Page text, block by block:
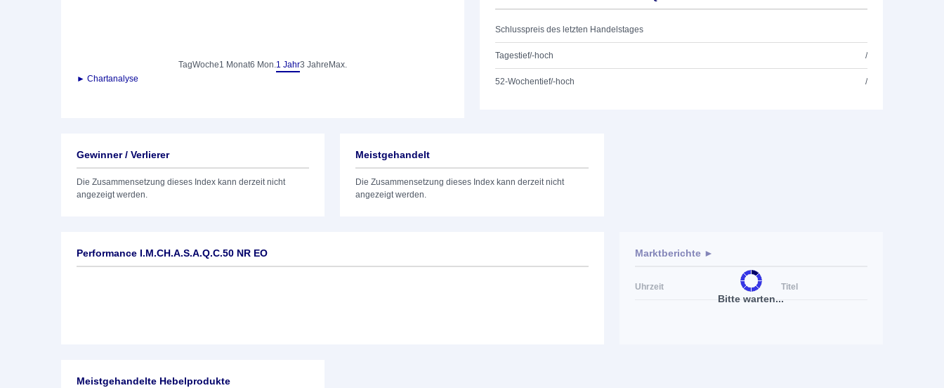
TagWoche1 Monat6 Mon.1 Jahr3 Jahre Max.
► Chartanalyse
Schlusspreis des letzten Handelstages
Tagestief/-hoch /
52-Wochentief/-hoch /
Gewinner / Verlierer
Die Zusammensetzung dieses Index kann derzeit nicht
angezeigt werden.
Meistgehandelt
Die Zusammensetzung dieses Index kann derzeit nicht
angezeigt werden.
Performance I.M.CH.A.S.A.Q.C.50 NR EO
Bitte warten...
Marktberichte ►
Uhrzeit Titel
Meistgehandelte Hebelprodukte